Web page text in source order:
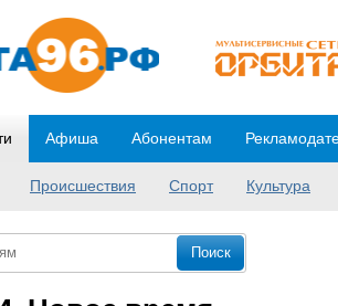
Происшествия Спорт Культура
Афиша Абонентам